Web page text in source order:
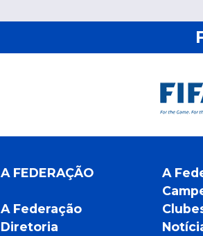
A FEDERAÇÃO
A Federação
Diretoria
A